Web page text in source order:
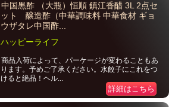
中国黒酢 （大瓶）恒順 鎮江香醋 3L 2点セ
ット 醸造酢（中華調味料 中華食材 ギョ
ウザタレ中国酢...
ハッピーライフ
商品入荷によって、パーケージが変わることもあ
ります。予めご了承ください。水餃子にこれをつ
けると絶品！ヘル...
詳細はこちら